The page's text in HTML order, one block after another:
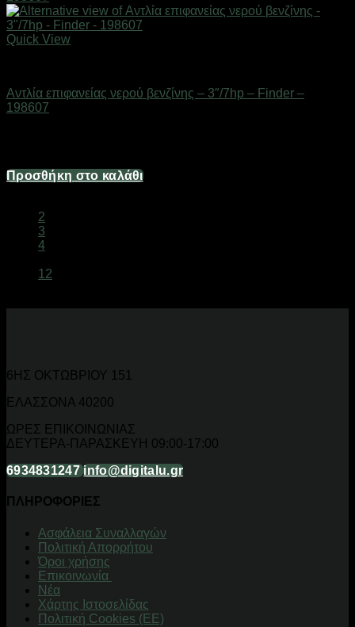
Quick View
Αντλία επιφανείας νερού βενζίνης – 3″/7hp – Finder –
198607
Προσθήκη στο καλάθι
2
3
4
12
6ΗΣ ΟΚΤΩΒΡΙΟΥ 151
ΕΛΑΣΣΟΝΑ 40200
ΩΡΕΣ ΕΠΙΚΟΙΝΩΝΙΑΣ
ΔΕΥΤΕΡΑ-ΠΑΡΑΣΚΕΥΗ 09:00-17:00
6934831247 info@digitalu.gr
ΠΛΗΡΟΦΟΡΙΕΣ
Aσφάλεια Συναλλαγών
Πολιτική Απορρήτου
Όροι χρήσης
Επικοινωνία
Νέα
Χάρτης Ιστοσελίδας
Πολιτική Cookies (ΕΕ)